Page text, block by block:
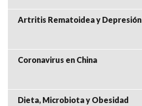
Artritis Rematoidea y Depresión
Coronavirus en China
Dieta, Microbiota y Obesidad